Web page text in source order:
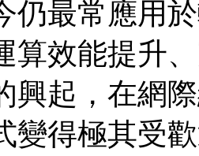
仍最常應用
算效能提升
興起，在網
變得極其受